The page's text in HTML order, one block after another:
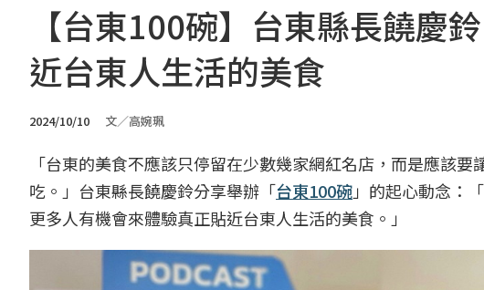
【台東100碗】台東縣長饒慶
近台東人生活的美食
2024/10/10 文／高婉珮
「台東的美食不應該只停留在少數幾家網紅名店，而是應該
吃。」台東縣長饒慶鈴分享舉辦「台東100碗」的起心動念：
更多人有機會來體驗真正貼近台東人生活的美食。」